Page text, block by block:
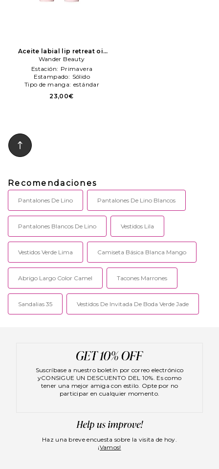
Aceite labial lip retreat oil
en color Rosa Wander
Beauty
Wander Beauty
Estación: Primavera
Estampado: Sólido
Tipo de manga: estándar
23,00€
Recomendaciones
Pantalones De Lino Pantalones De Lino Blancos
Pantalones Blancos De Lino Vestidos Lila
Vestidos Verde Lima Camiseta Básica Blanca Mango
Abrigo Largo Color Camel Tacones Marrones
Sandalias 35 Vestidos De Invitada De Boda Verde Jade
Suscríbase a nuestro boletín por correo electrónico
yCONSIGUE UN DESCUENTO DEL 10%. Es como
tener una mejor amiga con estilo. Opte por no
participar en cualquier momento.
Haz una breve encuesta sobre la visita de hoy.
¡Vamos!